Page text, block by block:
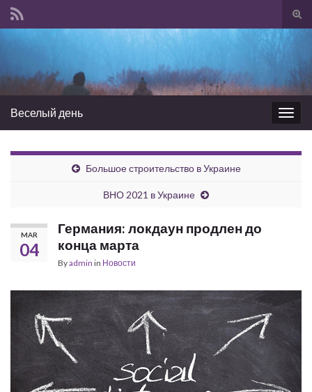
Веселый день
Большое строительство в Украине
ВНО 2021 в Украине
MAR
04
Германия: локдаун продлен до
конца марта
Byadmin in Новости